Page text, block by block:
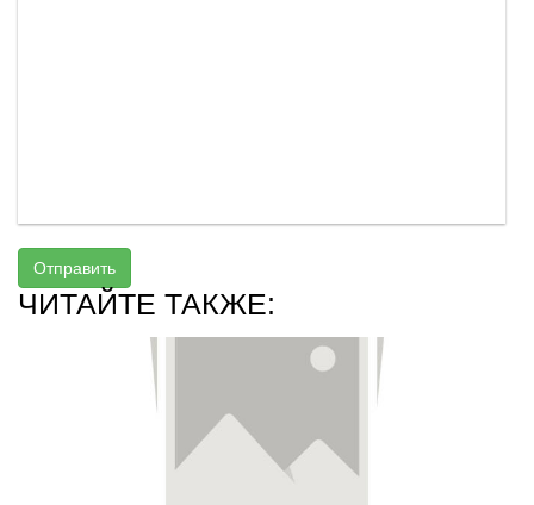
Отправить
ЧИТАЙТЕ ТАКЖЕ: